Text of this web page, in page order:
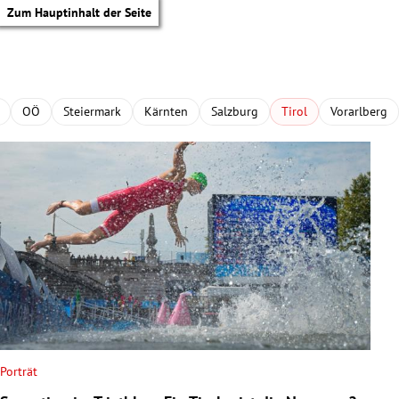
Zum Hauptinhalt der Seite
Untermenü
OÖ Steiermark Kärnten Salzburg Tirol Vorarlberg
Porträt